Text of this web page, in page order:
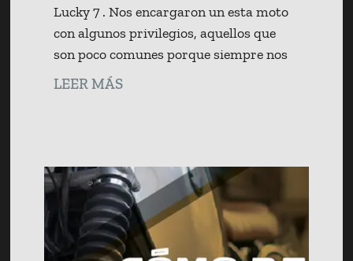
Lucky 7 . Nos encargaron un esta moto
con algunos privilegios, aquellos que
son poco comunes porque siempre nos
LEER MÁS